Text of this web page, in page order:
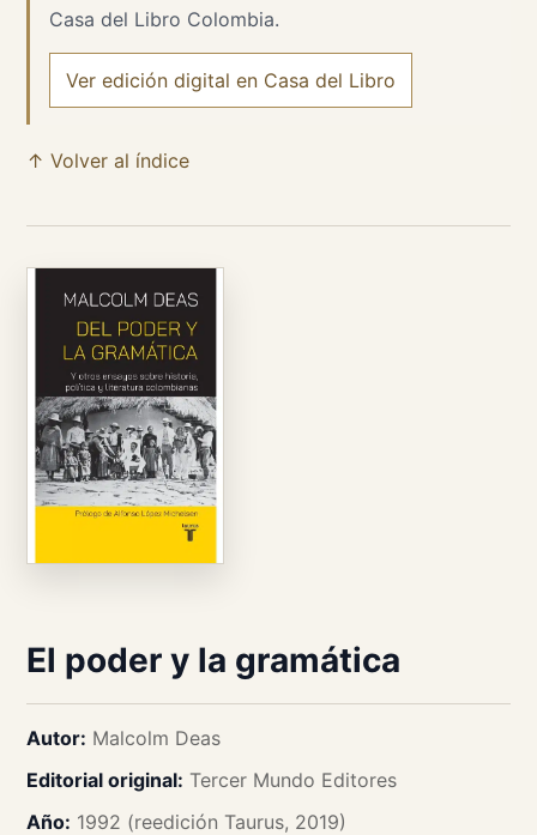
Casa del Libro Colombia.
Ver edición digital en Casa del Libro
↑ Volver al índice
El poder y la gramática
Autor: Malcolm Deas
Editorial original: Tercer Mundo Editores
Año: 1992 (reedición Taurus, 2019)